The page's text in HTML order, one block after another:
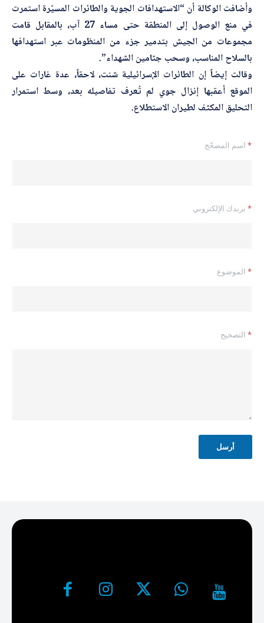
وأضافت الوكالة أن “الاستهدافات الجوية والطائرات المسيّرة استمرت
في منع الوصول إلى المنطقة حتى مساء 27 آب، بالمقابل قامت
مجموعات من الجيش بتدمير جزء من المنظومات عبر استهدافها
بالسلاح المناسب، وسحب جثامين الشهداء”.
وقالت إيضاً إن الطائرات الإسرائيلية شنت، لاحقاً، عدة غارات على
الموقع أعقبها إنزال جوي لم تُعرف تفاصيله بعد، وسط استمرار
التحليق المكثف لطيران الاستطلاع.
*
*
*
*
أرسل